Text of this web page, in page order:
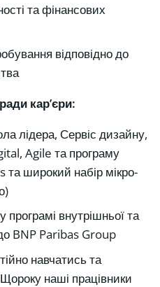
та фінансових
відповідно до
кар’єри:
лідера, Сервіс дизайну,
Agile та програму
та широкий набір мікро-
внутрішньої та
BNP Paribas Group
навчатись та
наші працівники